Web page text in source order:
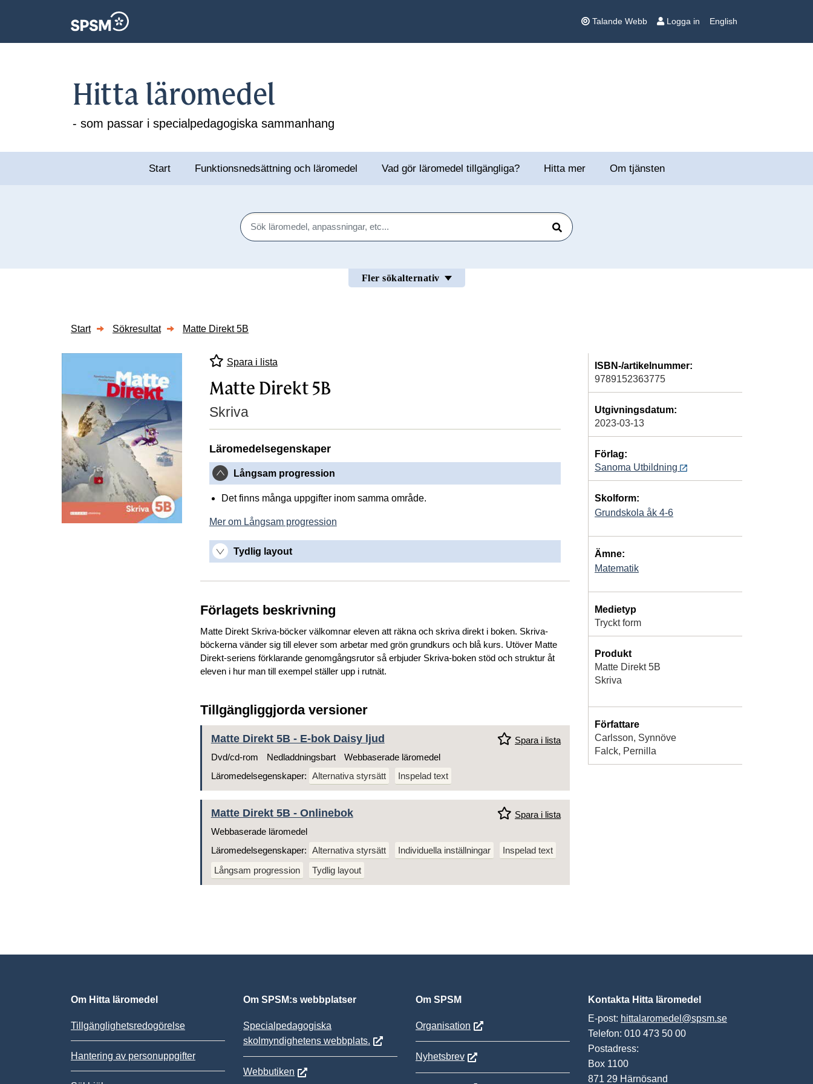
Talande Webb Logga in English
Hitta läromedel
- som passar i specialpedagogiska sammanhang
Start Funktionsnedsättning och läromedel Vad gör läromedel tillgängliga? Hitta mer Om tjänsten
Sök
Sök
Fler sökalternativ
Start Sökresultat Matte Direkt 5B
Spara i lista
Matte Direkt 5B
Skriva
Läromedelsegenskaper
Långsam progression
Det finns många uppgifter inom samma område.
Mer om Långsam progression
Tydlig layout
Förlagets beskrivning
Matte Direkt Skriva-böcker välkomnar eleven att räkna och skriva direkt i boken. Skriva-
böckerna vänder sig till elever som arbetar med grön grundkurs och blå kurs. Utöver Matte
Direkt-seriens förklarande genomgångsrutor så erbjuder Skriva-boken stöd och struktur åt
eleven i hur man till exempel ställer upp i rutnät.
Tillgängliggjorda versioner
Matte Direkt 5B - E-bok Daisy ljud
Spara i lista
Dvd/cd-rom
Nedladdningsbart
Webbaserade läromedel
Läromedelsegenskaper: Alternativa styrsätt Inspelad text
Matte Direkt 5B - Onlinebok
Spara i lista
Webbaserade läromedel
Läromedelsegenskaper: Alternativa styrsätt Individuella inställningar
Inspelad text
Långsam progression
Tydlig layout
ISBN-/artikelnummer:
9789152363775
Utgivningsdatum:
2023-03-13
Förlag:
Sanoma Utbildning
Skolform:
Grundskola åk 4-6
Ämne:
Matematik
Medietyp
Tryckt form
Produkt
Matte Direkt 5B
Skriva
Författare
Carlsson, Synnöve
Falck, Pernilla
Om Hitta läromedel
Tillgänglighetsredogörelse
Hantering av personuppgifter
Om SPSM:s webbplatser
Specialpedagogiska
skolmyndighetens webbplats.
Webbutiken
Om SPSM
Organisation
Nyhetsbrev
Kontakta Hitta läromedel
E-post: hittalaromedel@spsm.se
Telefon: 010 473 50 00
Postadress:
Box 1100
871 29 Härnösand